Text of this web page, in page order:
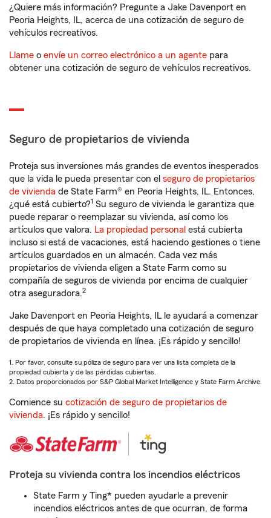
¿Quiere más información? Pregunte a Jake Davenport en
Peoria Heights, IL, acerca de una cotización de seguro de
vehículos recreativos.
Llame o envíe un correo electrónico a un agente para
obtener una cotización de seguro de vehículos recreativos.
Seguro de propietarios de vivienda
Proteja sus inversiones más grandes de eventos inesperados
que la vida le pueda presentar con el seguro de propietarios
de vivienda de State Farm® en Peoria Heights, IL. Entonces,
¿qué está cubierto?1 Su seguro de vivienda le garantiza que
puede reparar o reemplazar su vivienda, así como los
artículos que valora. La propiedad personal está cubierta
incluso si está de vacaciones, está haciendo gestiones o tiene
artículos guardados en un almacén. Cada vez más
propietarios de vivienda eligen a State Farm como su
compañía de seguros de vivienda por encima de cualquier
otra aseguradora.2
Jake Davenport en Peoria Heights, IL le ayudará a comenzar
después de que haya completado una cotización de seguro
de propietarios de vivienda en línea. ¡Es rápido y sencillo!
1. Por favor, consulte su póliza de seguro para ver una lista completa de la
propiedad cubierta y de las pérdidas cubiertas.
2. Datos proporcionados por S&P Global Market Intelligence y State Farm Archive.
Comience su cotización de seguro de propietarios de
vivienda. ¡Es rápido y sencillo!
Proteja su vivienda contra los incendios eléctricos
State Farm y Ting* pueden ayudarle a prevenir
incendios eléctricos antes de que ocurran, de forma